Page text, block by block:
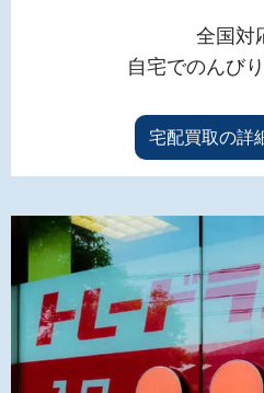
全国対
自宅でのんび
宅配買取の詳